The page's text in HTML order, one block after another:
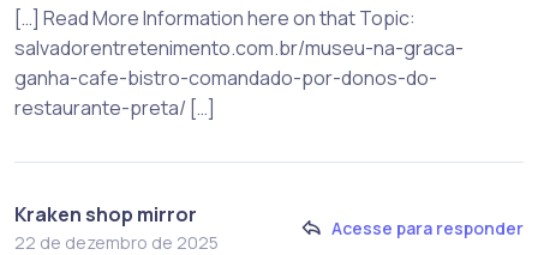
[…] Read More Information here on that Topic:
salvadorentretenimento.com.br/museu-na-graca-
ganha-cafe-bistro-comandado-por-donos-do-
restaurante-preta/ […]
Kraken shop mirror
22 de dezembro de 2025
Acesse para responder